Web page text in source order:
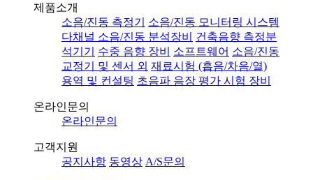
제품소개
소음/진동 측정기
소음/진동 모니터링 시스템
다채널 소음/진동 분석장비
건축음향 측정분
석기기
수중 음향 장비 소프트웨어 소음/진동
교정기 및 센서 외 재료시험 (흡음/차음/열)
용역 및 컨설팅 초음파 음장 평가 시험 장비
온라인문의
온라인문의
고객지원
공지사항 동영상 A/S문의